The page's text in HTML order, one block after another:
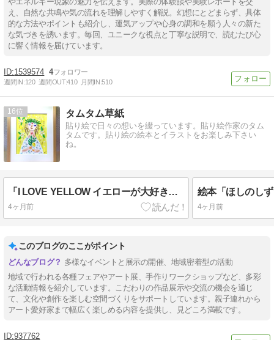
え、自然な共鳴や気の流れを理解しやすく解説。幻想にとどまらず、具体
的な方法やポイントも紹介し、運気アップや心身の調和を願う人々の新た
な気づきを誘います。毎回、ユニークな視点と丁寧な説明で、読むたび心
に響く情報を届けています。
1539574 4
週間IN:120 週間OUT:410 月間IN:510
16 タムタム草紙
貼り絵で日々の想いを綴っています。貼り絵作家のタム
タムです。貼り絵の絵本とイラストをお楽しみ下さい
ね。
「I LOVE YELLOW イエローが大好き」展に出展します☆
4ヶ月前 4ヶ月前
このブログのここがポイント
多様なイベントと展示の開催、地域密着型の活動
地域で行われる各種フェアやアート展、手作りワークショップなど、多彩
な活動情報を紹介しています。こだわりの作品展示や交流の機会を通じ
て、文化や創作を楽しむ空間づくりをサポートしています。親子連れから
アート愛好家まで幅広く楽しめる内容を提供し、見どころ満載です。
937762